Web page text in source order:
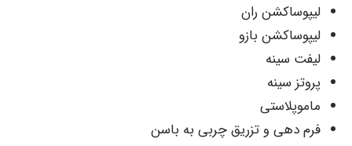
لیپوساکشن ران
لیپوساکشن بازو
لیفت سینه
پروتز سینه
ماموپلاستی
فرم دهی و تزریق چربی به باسن